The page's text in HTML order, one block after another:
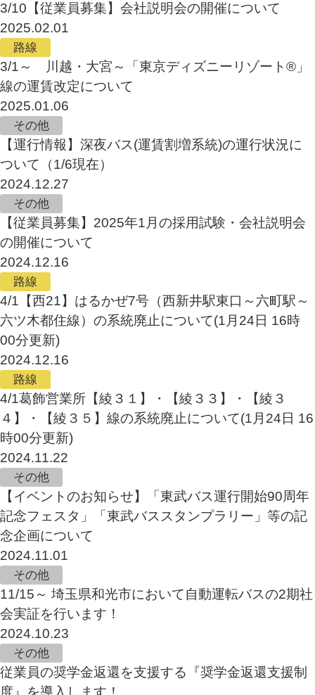
3/10【従業員募集】会社説明会の開催について
2025.02.01
路線
3/1～ 川越・大宮～「東京ディズニーリゾート®」
線の運賃改定について
2025.01.06
その他
【運行情報】深夜バス(運賃割増系統)の運行状況に
ついて（1/6現在）
2024.12.27
その他
【従業員募集】2025年1月の採用試験・会社説明会
の開催について
2024.12.16
路線
4/1【西21】はるかぜ7号（西新井駅東口～六町駅～
六ツ木都住線）の系統廃止について(1月24日 16時
00分更新)
2024.12.16
路線
4/1葛飾営業所【綾３１】・【綾３３】・【綾３
４】・【綾３５】線の系統廃止について(1月24日 16
時00分更新)
2024.11.22
その他
【イベントのお知らせ】「東武バス運行開始90周年
記念フェスタ」「東武バススタンプラリー」等の記
念企画について
2024.11.01
その他
11/15～ 埼玉県和光市において自動運転バスの2期社
会実証を行います！
2024.10.23
その他
従業員の奨学金返還を支援する『奨学金返還支援制
度』を導入します！